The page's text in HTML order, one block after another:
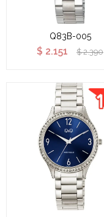
Q83B-005
$ 2.151 $ 2.390